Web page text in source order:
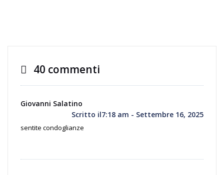
40 commenti
Giovanni Salatino
Scritto il7:18 am - Settembre 16, 2025
sentite condoglianze